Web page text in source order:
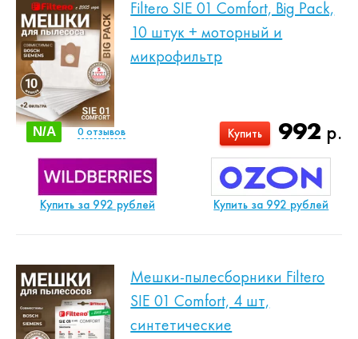
Filtero SIE 01 Comfort, Big Pack,
10 штук + моторный и
микрофильтр
992 р.
Купить
N/A 0отзывов
Купить за 992 рублей Купить за 992 рублей
Мешки-пылесборники Filtero
SIE 01 Comfort, 4 шт,
синтетические